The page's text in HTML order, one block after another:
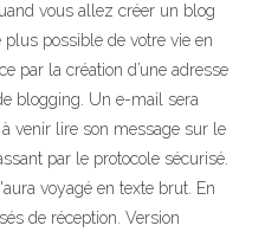
vous allez créer un blog
plus possible de votre vie en
par la création d’une adresse
blogging. Un e-mail sera
venir lire son message sur le
par le protocole sécurisé.
voyagé en texte brut. En
de réception. Version